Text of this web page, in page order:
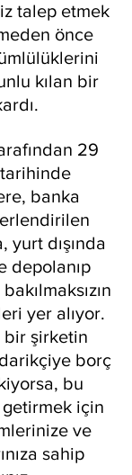
talep etmek
önce
kılan bir
29
banka
yurt dışında
depolanıp
yer alıyor.
şirketin
borç
bu
için
ve
sahip